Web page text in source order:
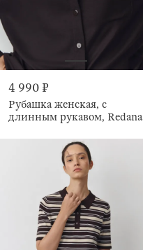
4 990 ₽
Рубашка женская, с
длинным рукавом, Redana